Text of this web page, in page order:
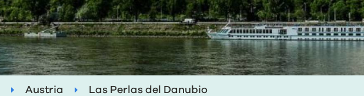
Austria Las Perlas del Danubio